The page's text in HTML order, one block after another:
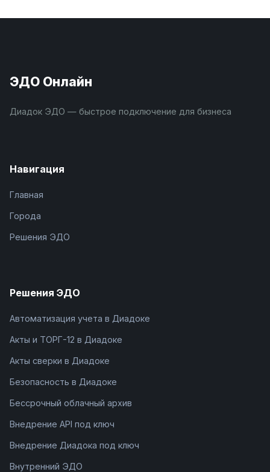
ЭДО Онлайн
Диадок ЭДО — быстрое подключение для бизнеса
Навигация
Главная
Города
Решения ЭДО
Решения ЭДО
Автоматизация учета в Диадоке
Акты и ТОРГ-12 в Диадоке
Акты сверки в Диадоке
Безопасность в Диадоке
Бессрочный облачный архив
Внедрение API под ключ
Внедрение Диадока под ключ
Внутренний ЭДО